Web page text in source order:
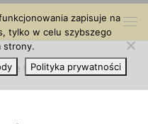
to Najlepsze Źródło
zapisuje na
tylko w celu szybszego
strony.
Polityka prywatności